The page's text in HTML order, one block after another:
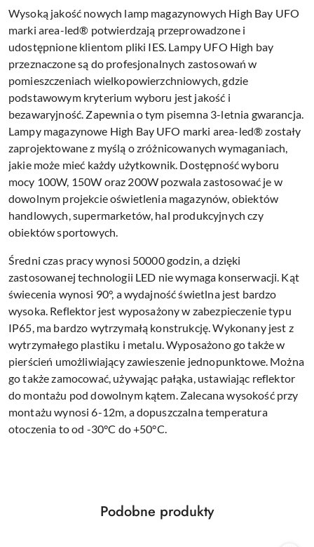
Wysoką jakość nowych lamp magazynowych High Bay UFO
marki area-led® potwierdzają przeprowadzone i
udostępnione klientom pliki IES. Lampy UFO High bay
przeznaczone są do profesjonalnych zastosowań w
pomieszczeniach wielkopowierzchniowych, gdzie
podstawowym kryterium wyboru jest jakość i
bezawaryjność. Zapewnia o tym pisemna 3-letnia gwarancja.
Lampy magazynowe High Bay UFO marki area-led® zostały
zaprojektowane z myślą o zróżnicowanych wymaganiach,
jakie może mieć każdy użytkownik. Dostępność wyboru
mocy 100W, 150W oraz 200W pozwala zastosować je w
dowolnym projekcie oświetlenia magazynów, obiektów
handlowych, supermarketów, hal produkcyjnych czy
obiektów sportowych.
Średni czas pracy wynosi 50000 godzin, a dzięki
zastosowanej technologii LED nie wymaga konserwacji. Kąt
świecenia wynosi 90°, a wydajność świetlna jest bardzo
wysoka. Reflektor jest wyposażony w zabezpieczenie typu
IP65, ma bardzo wytrzymałą konstrukcję. Wykonany jest z
wytrzymałego plastiku i metalu. Wyposażono go także w
pierścień umożliwiający zawieszenie jednopunktowe. Można
go także zamocować, używając pałąka, ustawiając reflektor
do montażu pod dowolnym kątem. Zalecana wysokość przy
montażu wynosi 6-12m, a dopuszczalna temperatura
otoczenia to od -30°C do +50°C.
Pomiń karuzelę produktów
Produkty
Podobne produkty